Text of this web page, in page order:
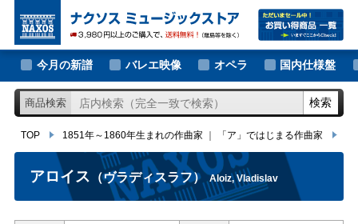
大作曲家の新譜
著名作曲家の新譜
マイナー作曲家の新譜
月別新譜一覧
今月の新譜 バレエ映像 オペラ 国内仕様盤
商品検索 検索
TOP 1851年～1860年生まれの作曲家 「ア」ではじまる作曲家
TOP 1851年～1860年生まれの作曲家 ｜「ア」ではじまる作曲家
アロイス （ヴラディスラフ） Aloiz, Vladislav